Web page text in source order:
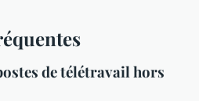
de télétravail hors